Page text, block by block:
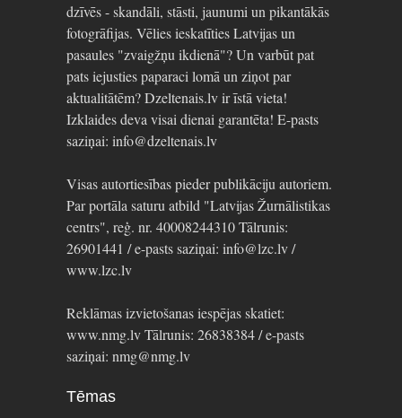
dzīvēs - skandāli, stāsti, jaunumi un pikantākās
fotogrāfijas. Vēlies ieskatīties Latvijas un
pasaules "zvaigžņu ikdienā"? Un varbūt pat
pats iejusties paparaci lomā un ziņot par
aktualitātēm? Dzeltenais.lv ir īstā vieta!
Izklaides deva visai dienai garantēta! E-pasts
saziņai: info@dzeltenais.lv
Visas autortiesības pieder publikāciju autoriem.
Par portāla saturu atbild "Latvijas Žurnālistikas
centrs", reģ. nr. 40008244310 Tālrunis:
26901441 / e-pasts saziņai: info@lzc.lv /
www.lzc.lv
Reklāmas izvietošanas iespējas skatiet:
www.nmg.lv Tālrunis: 26838384 / e-pasts
saziņai: nmg@nmg.lv
Tēmas